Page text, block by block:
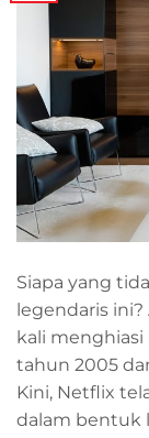
Siapa yang
legendaris ini?
kali menghiasi
tahun 2005
Kini, Netflix
dalam bentuk